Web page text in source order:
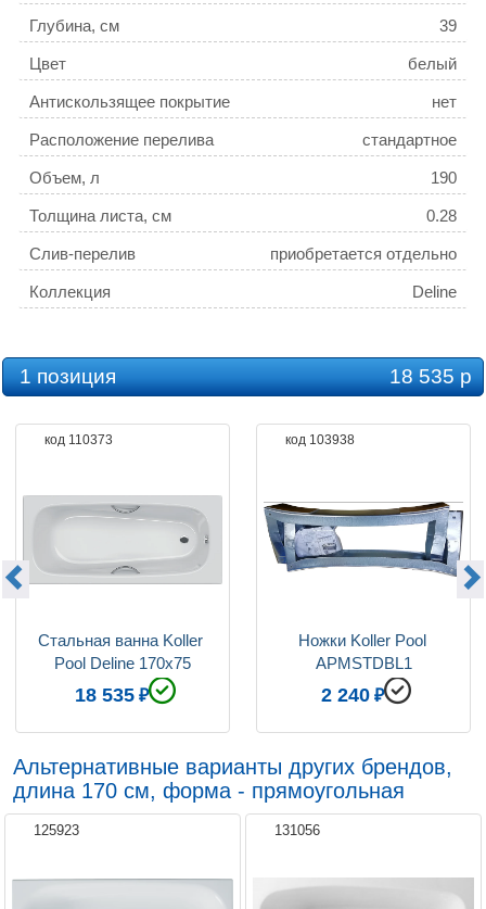
Глубина, см 39
Цвет белый
Антискользящее покрытие нет
Расположение перелива стандартное
Объем, л 190
Толщина листа, см 0.28
Слив-перелив приобретается отдельно
Коллекция Deline
1 позиция 18 535 р
код 110373
Стальная ванна Koller
Pool Deline 170x75
18 535
код 103938
Ножки Koller Pool
APMSTDBL1
2 240
Альтернативные варианты других брендов,
длина 170 см, форма - прямоугольная
125923 131056